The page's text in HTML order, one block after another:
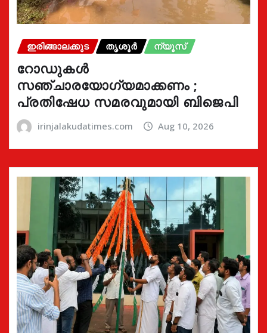
ഇരിങ്ങാലക്കുട തൃശൂർ ന്യൂസ്
റോഡുകൾ
സഞ്ചാരയോഗ്യമാക്കണം ;
പ്രതിഷേധ സമരവുമായി ബിജെപി
irinjalakudatimes.com Aug 10, 2026